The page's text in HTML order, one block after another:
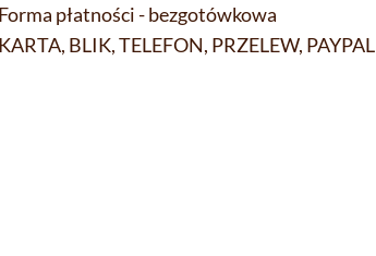
Forma płatności - bezgotówkowa
KARTA, BLIK, TELEFON, PRZELEW, PAYPAL